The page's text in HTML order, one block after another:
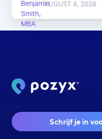
AUGUST 4, 2026
Schrijf je in